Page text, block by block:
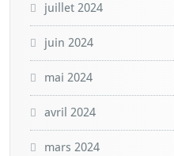
juillet 2024
juin 2024
mai 2024
avril 2024
mars 2024